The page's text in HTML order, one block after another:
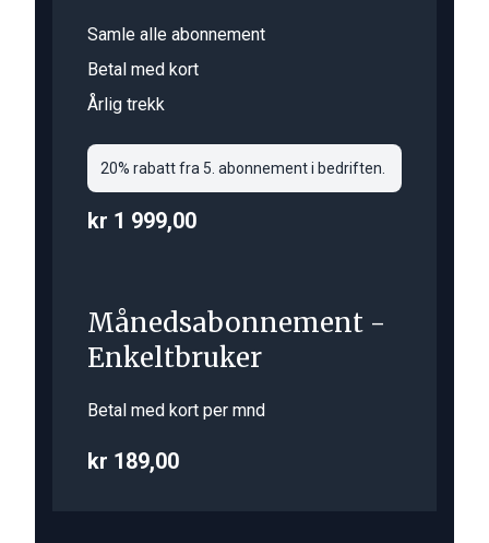
Samle alle abonnement
Betal med kort
Årlig trekk
20% rabatt fra 5. abonnement i bedriften.
kr 1 999,00
Månedsabonnement -
Enkeltbruker
Betal med kort per mnd
kr 189,00